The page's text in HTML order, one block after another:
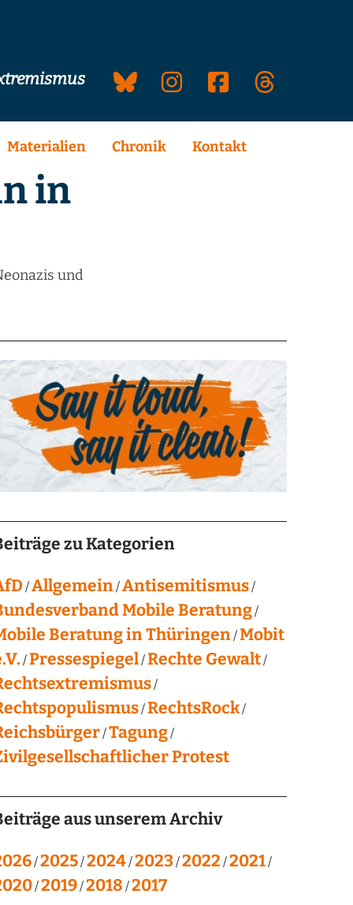
Materialien Chronik Kontakt
in
und
zu Kategorien
Allgemein Antisemitismus
Mobile Beratung
Beratung in Thüringen Mobit
Pressespiegel Rechte Gewalt
RechtsRock
Tagung
Protest
aus unserem Archiv
2025 2024 2023 2022 2021
2019 2018 2017